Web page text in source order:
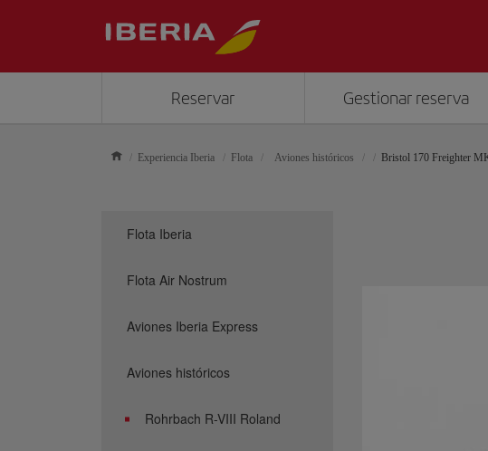
Reservar Gestionar reserva
Experiencia Iberia Flota Aviones históricos Bristol 170 Freighter
Flota Iberia
Flota Air Nostrum
Aviones Iberia Express
Aviones históricos
Rohrbach R-VIII Roland